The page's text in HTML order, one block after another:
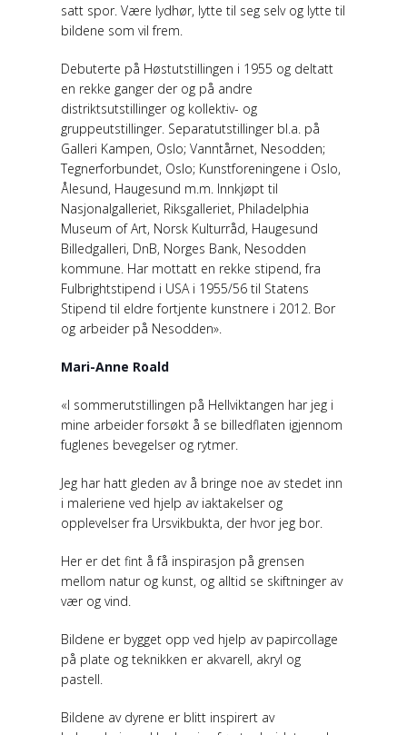
satt spor. Være lydhør, lytte til seg selv og lytte til
bildene som vil frem.
Debuterte på Høstutstillingen i 1955 og deltatt
en rekke ganger der og på andre
distriktsutstillinger og kollektiv- og
gruppeutstillinger. Separatutstillinger bl.a. på
Galleri Kampen, Oslo; Vanntårnet, Nesodden;
Tegnerforbundet, Oslo; Kunstforeningene i Oslo,
Ålesund, Haugesund m.m. Innkjøpt til
Nasjonalgalleriet, Riksgalleriet, Philadelphia
Museum of Art, Norsk Kulturråd, Haugesund
Billedgalleri, DnB, Norges Bank, Nesodden
kommune. Har mottatt en rekke stipend, fra
Fulbrightstipend i USA i 1955/56 til Statens
Stipend til eldre fortjente kunstnere i 2012. Bor
og arbeider på Nesodden».
Mari-Anne Roald
«I sommerutstillingen på Hellviktangen har jeg i
mine arbeider forsøkt å se billedflaten igjennom
fuglenes bevegelser og rytmer.
Jeg har hatt gleden av å bringe noe av stedet inn
i maleriene ved hjelp av iaktakelser og
opplevelser fra Ursvikbukta, der hvor jeg bor.
Her er det fint å få inspirasjon på grensen
mellom natur og kunst, og alltid se skiftninger av
vær og vind.
Bildene er bygget opp ved hjelp av papircollage
på plate og teknikken er akvarell, akryl og
pastell.
Bildene av dyrene er blitt inspirert av